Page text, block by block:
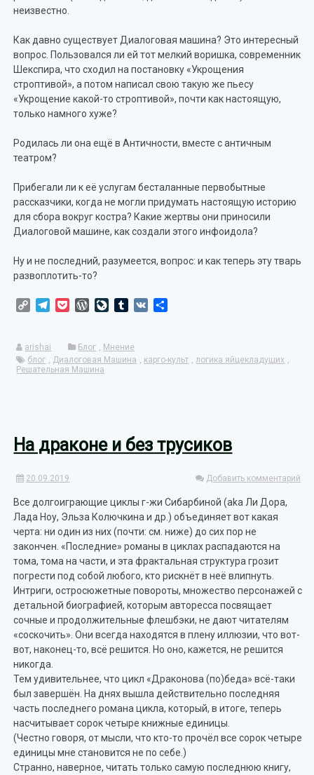
неизвестно.
Как давно существует Диалоговая машина? Это интересный
вопрос. Пользовался ли ей тот мелкий воришка, современник
Шекспира, что сходил на постановку «Укрощения
строптивой», а потом написал свою такую же пьесу
«Укрощение какой-то строптивой», почти как настоящую,
только намного хуже?
Родилась ли она ещё в Античности, вместе с античным
театром?
Прибегали ли к её услугам бесталанные первобытные
рассказчики, когда не могли придумать настоящую историю
для сбора вокруг костра? Какие жертвы они приносили
Диалоговой машине, как создали этого инфоидола?
Ну и не последний, разумеется, вопрос: и как теперь эту тварь
развоплотить-то?
Copy TelegramPocketWordPress
LiveJournal
Tumblr
VK
arishai Блог , Мнение
блог , Диалоговая Машина , карго-культ ,логика яйцекладущих ,
Решательная Машина
На драконе и без трусиков
20.09.2019 Добавить комментарий
Все долгоиграющие циклы г-жи Сибарбиной (aka Ли Дора,
Лада Ноу, Эльза Колючкина и др.) объединяет вот какая
черта: ни один из них (почти: см. ниже) до сих пор не
закончен. «Последние» романы в циклах распадаются на
тома, тома на части, и эта фрактальная структура грозит
погрести под собой любого, кто рискнёт в неё влипнуть.
Интриги, остросюжетные повороты, множество персонажей с
детальной биографией, которым авторесса посвящает
сочные и продолжительные флешбэки, не дают читателям
«соскочить». Они всегда находятся в плену иллюзии, что вот-
вот, наконец-то, всё решится. Но оно, кажется, не решится
никогда.
Тем удивительнее, что цикл «Драконова (по)беда» всё-таки
был завершён. На днях вышла действительно последняя
часть последнего романа цикла, который, в итоге, теперь
насчитывает сорок четыре книжные единицы.
(Честно говоря, от мысли, что кто-то прочёл все сорок четыре
единицы мне становится не по себе.)
Странно, наверное, читать только самую последнюю книгу,